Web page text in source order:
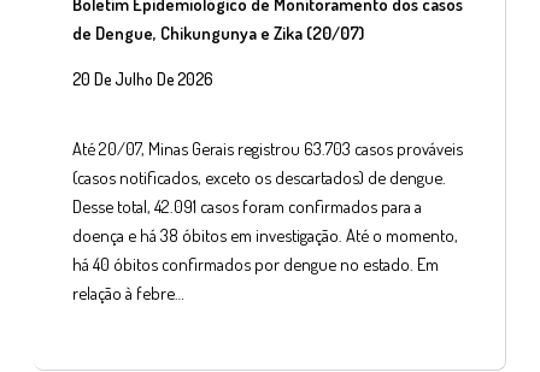
de Dengue, Chikungunya e Zika (20/07)
20 De Julho De 2026
Até 20/07, Minas Gerais registrou 63.703 casos prováveis
(casos notificados, exceto os descartados) de dengue.
Desse total, 42.091 casos foram confirmados para a
doença e há 38 óbitos em investigação. Até o momento,
há 40 óbitos confirmados por dengue no estado. Em
relação à febre…